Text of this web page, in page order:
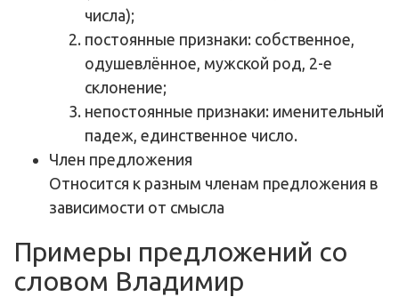
числа);
постоянные признаки: собственное,
одушевлённое, мужской род, 2-е
склонение;
непостоянные признаки: именительный
падеж, единственное число.
Член предложения
Относится к разным членам предложения в
зависимости от смысла
Примеры предложений со
словом Владимир